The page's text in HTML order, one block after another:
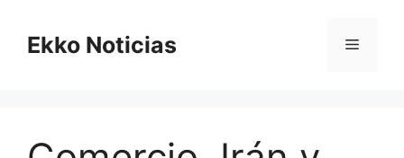
contenido
Ekko Noticias Menú